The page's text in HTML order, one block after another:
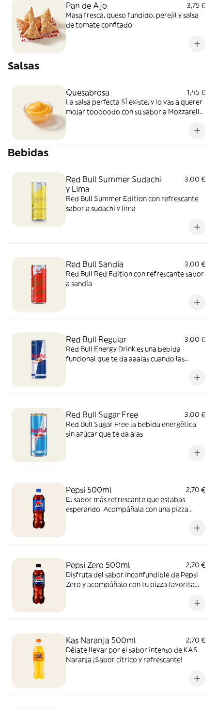
Pan de Ajo
3,75 €
Masa fresca, queso fundido, perejil y salsa
de tomate confitado.
Salsas
Quesabrosa
1,45 €
La salsa perfecta SÍ existe, y lo vas a querer
mojar tooooodo con su sabor a Mozzarella
Bebidas
Red Bull Summer Sudachi
y Lima
3,00 €
Red Bull Summer Edition con refrescante
sabor a sudachi y lima
Red Bull Sandia
3,00 €
Red Bull Red Edition con refrescante sabor
a sandía
Red Bull Regular
3,00 €
Red Bull Energy Drink es una bebida
funcional que te da aaalas cuando las
Red Bull Sugar Free
3,00 €
Red Bull Sugar Free la bebida energética
sin azúcar que te da alas
Pepsi 500ml
2,70 €
El sabor más refrescante que estabas
esperando. Acompáñala con una pizza
Pepsi Zero 500ml
2,70 €
Disfruta del sabor inconfundible de Pepsi
Zero y acompáñalo con tu pizza favorita
Kas Naranja 500ml
2,70 €
Déjate llevar por el sabor intenso de KAS
Naranja ¡Sabor cítrico y refrescante!